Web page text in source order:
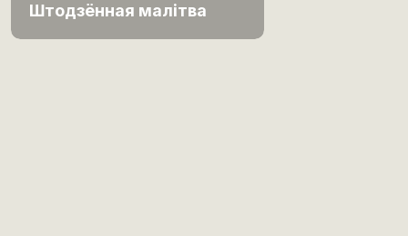
Штодзённая малітва